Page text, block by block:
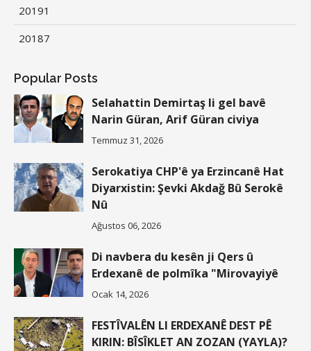
20191
20187
Popular Posts
Selahattin Demirtaş li gel bavê
Narin Güran, Arif Güran civiya
Temmuz 31, 2026
Serokatiya CHP'ê ya Erzincanê Hat
Diyarxistin: Şevki Akdağ Bû Serokê
Nû
Ağustos 06, 2026
Di navbera du kesên ji Qers û
Erdexanê de polmîka "Mirovayiyê
Ocak 14, 2026
FESTÎVALÊN LI ERDEXANÊ DEST PÊ
KIRIN: BÎSÎKLET AN ZOZAN (YAYLA)?